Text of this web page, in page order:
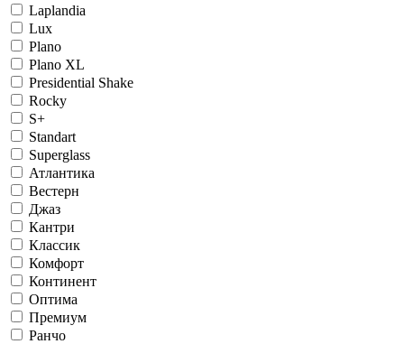
Laplandia
Lux
Plano
Plano XL
Presidential Shake
Rocky
S+
Standart
Superglass
Атлантика
Вестерн
Джаз
Кантри
Классик
Комфорт
Континент
Оптима
Премиум
Ранчо